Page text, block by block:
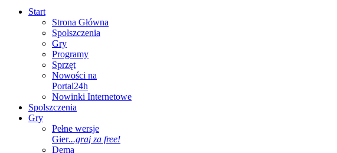
Start
Strona Główna
Spolszczenia
Gry
Programy
Sprzęt
Nowości na
Portal24h
Nowinki Internetowe
Spolszczenia
Gry
Pełne wersje
Gier...graj za free!
Dema